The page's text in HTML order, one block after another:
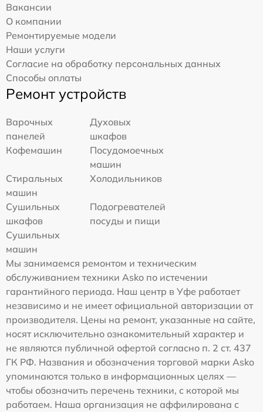
Вакансии
О компании
Ремонтируемые модели
Наши услуги
Согласие на обработку персональных данных
Способы оплаты
Ремонт устройств
Варочных
панелей
Духовых
шкафов
Кофемашин
Посудомоечных
машин
Стиральных
машин
Холодильников
Сушильных
шкафов
Подогревателей
посуды и пищи
Сушильных
машин
Мы занимаемся ремонтом и техническим
обслуживанием техники Asko по истечении
гарантийного периода. Наш центр в Уфе работает
независимо и не имеет официальной авторизации от
производителя. Цены на ремонт, указанные на сайте,
носят исключительно ознакомительный характер и
не являются публичной офертой согласно п. 2 ст. 437
ГК РФ. Названия и обозначения торговой марки Asko
упоминаются только в информационных целях —
чтобы обозначить перечень техники, с которой мы
работаем. Наша организация не аффилирована с